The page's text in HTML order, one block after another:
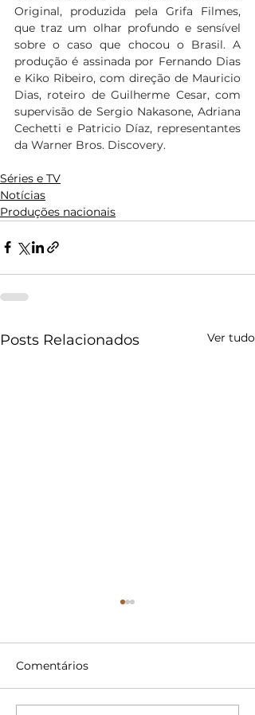
Original, produzida pela Grifa Filmes,
que traz um olhar profundo e sensível
sobre o caso que chocou o Brasil. A
produção é assinada por Fernando Dias
e Kiko Ribeiro, com direção de Mauricio
Dias, roteiro de Guilherme Cesar, com
supervisão de Sergio Nakasone, Adriana
Cechetti e Patricio Díaz, representantes
da Warner Bros. Discovery.
Séries e TV
Notícias
Produções nacionais
Posts Relacionados Ver tudo
Comentários